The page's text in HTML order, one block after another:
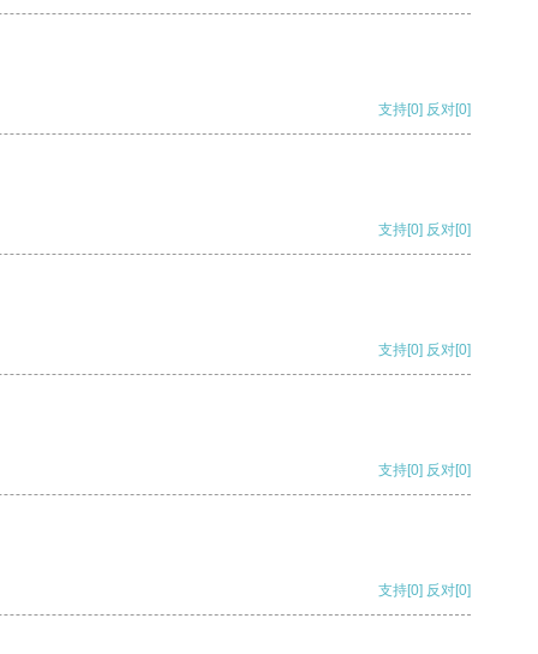
支持[0] 反对[0]
支持[0] 反对[0]
支持[0] 反对[0]
支持[0] 反对[0]
支持[0] 反对[0]